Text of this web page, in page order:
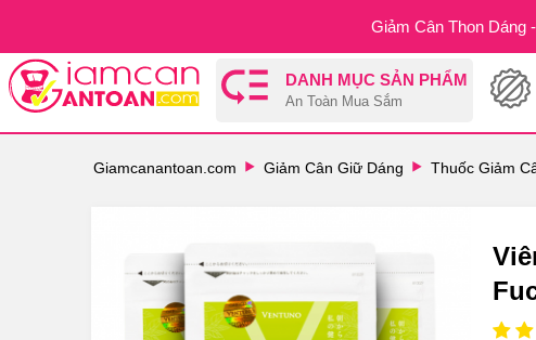
Giảm Cân Thon Dáng
DANH MỤC SẢN PHẨM
An Toàn Mua Sắm
Giamcanantoan.com Giảm Cân Giữ Dáng Thuốc Giảm